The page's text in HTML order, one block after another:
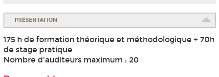
PRÉSENTATION
175 h de formation théorique et méthodologique + 70h
de stage pratique
Nombre d'auditeurs maximum : 20